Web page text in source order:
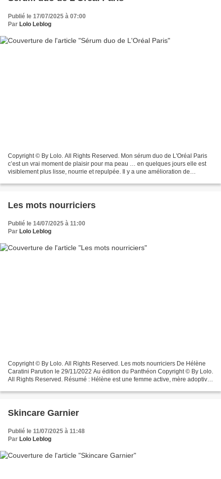
Publié le 17/07/2025 à 07:00
Par Lolo Leblog
Copyright © By Lolo. All Rights Reserved. Mon sérum duo de L'Oréal Paris
c’est un vrai moment de plaisir pour ma peau … en quelques jours elle est
visiblement plus lisse, nourrie et repulpée. Il y a une amélioration de
Les mots nourriciers
Publié le 14/07/2025 à 11:00
Par Lolo Leblog
Copyright © By Lolo. All Rights Reserved. Les mots nourriciers De Hélène
Caratini Parution le 29/11/2022 Au édition du Panthéon Copyright © By Lolo.
All Rights Reserved. Résumé : Hélène est une femme active, mère adoptive
Skincare Garnier
Publié le 11/07/2025 à 11:48
Par Lolo Leblog